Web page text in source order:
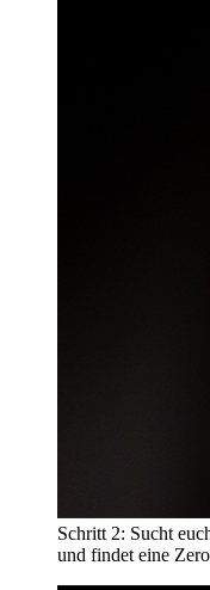
Schritt 2: Sucht
und findet eine